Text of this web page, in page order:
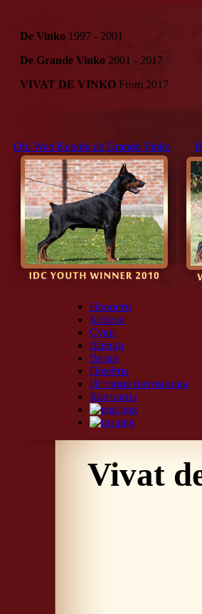
De Vinko 1997 - 2001
De Grande Vinko 2001 - 2017
VIVAT DE VINKO From 2017
Obi Wan Kenobi de Grande Vinko
Новости
Кобели
Суки
Щенки
Вязки
Помёты
История питомника
Контакты
Vivat